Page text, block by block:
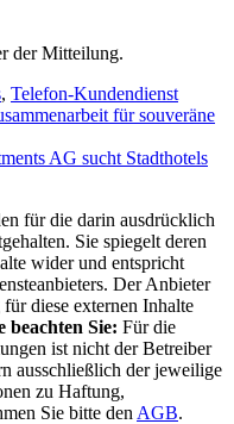
der Mitteilung.
, Telefon-Kundendienst
für souveräne
AG sucht Stadthotels
für die darin ausdrücklich
Sie spiegelt deren
wider und entspricht
Der Anbieter
diese externen Inhalte
beachten Sie: Für die
ist nicht der Betreiber
ausschließlich der jeweilige
zu Haftung,
Sie bitte den AGB.